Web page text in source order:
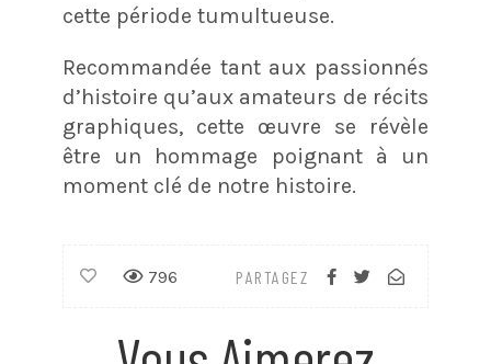
cette période tumultueuse.
Recommandée tant aux passionnés
d’histoire qu’aux amateurs de récits
graphiques, cette œuvre se révèle
être un hommage poignant à un
moment clé de notre histoire.
PARTAGEZ
796